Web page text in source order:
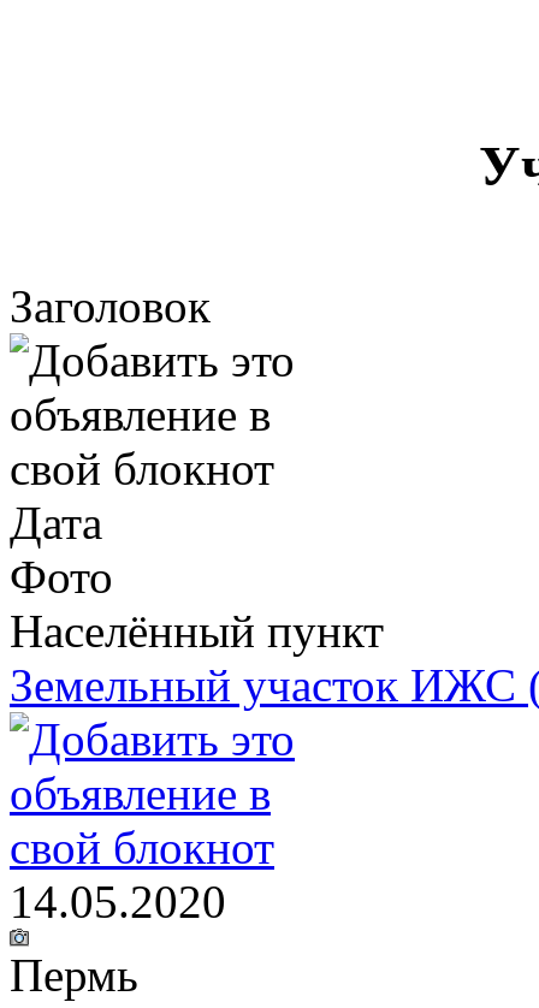
Заголовок
Дата
Фото
Населённый пункт
Земельный участок ИЖС
14.05.2020
Пермь